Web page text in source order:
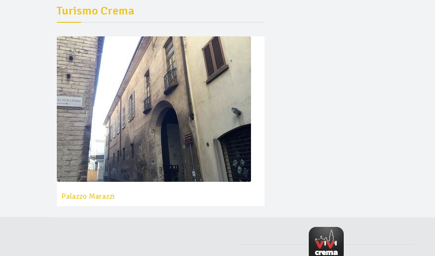
Turismo Crema
Palazzo Marazzi